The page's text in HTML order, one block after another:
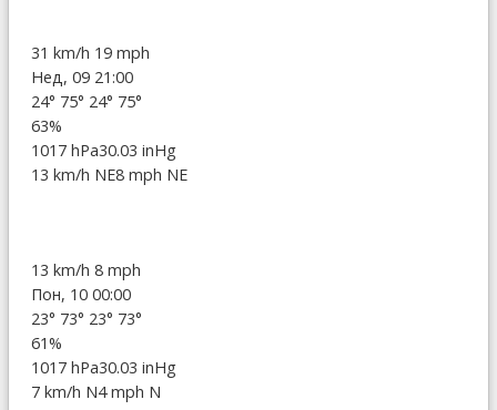
31 km/h 19 mph
Нед, 09 21:00
24° 75° 24° 75°
63%
1017 hPa30.03 inHg
13 km/h NE8 mph NE
13 km/h 8 mph
Пон, 10 00:00
23° 73° 23° 73°
61%
1017 hPa30.03 inHg
7 km/h N4 mph N